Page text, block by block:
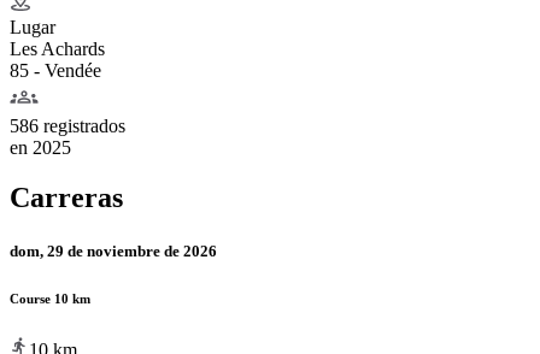
Lugar
Les Achards
85 - Vendée
586 registrados
en 2025
Carreras
dom, 29 de noviembre de 2026
Course 10 km
10 km